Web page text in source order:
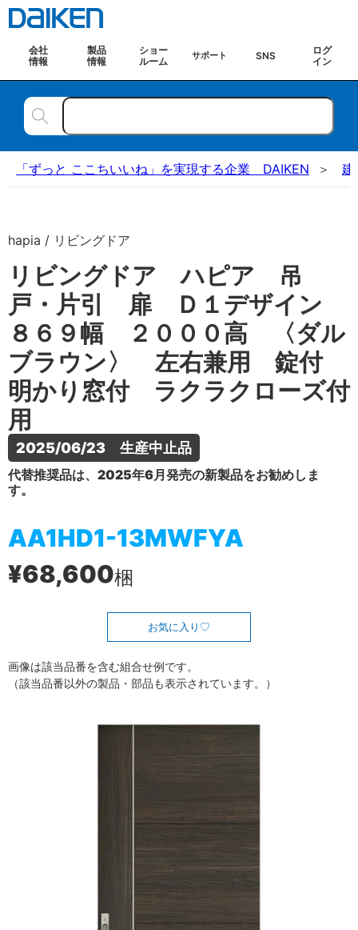
会社
情報
製品
情報
ショー
ルーム
サポート SNS
ログ
イン
「ずっと ここちいいね」を実現する企業 DAIKEN 建
hapia / リビングドア
リビングドア ハピア 吊
戸・片引 扉 Ｄ１デザイン
８６９幅 ２０００高 〈ダル
ブラウン〉 左右兼用 錠付
明かり窓付 ラクラクローズ付
用
2025/06/23　生産中止品
代替推奨品は、2025年6月発売の新製品をお勧めしま
す。
AA1HD1-13MWFYA
¥68,600梱
お気に入り
画像は該当品番を含む組合せ例です。
（該当品番以外の製品・部品も表示されています。）